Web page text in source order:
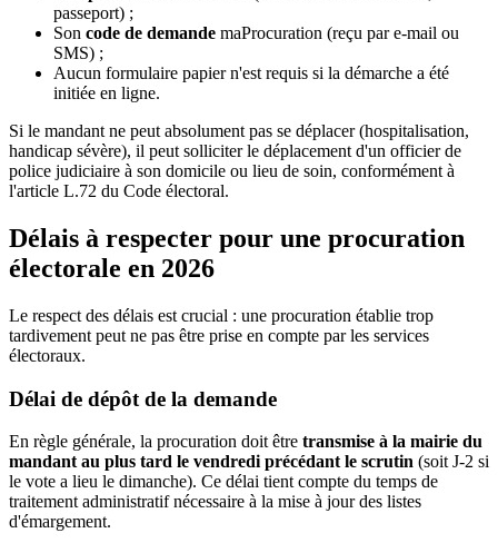
passeport) ;
Son code de demande maProcuration (reçu par e-mail ou
SMS) ;
Aucun formulaire papier n'est requis si la démarche a été
initiée en ligne.
Si le mandant ne peut absolument pas se déplacer (hospitalisation,
handicap sévère), il peut solliciter le déplacement d'un officier de
police judiciaire à son domicile ou lieu de soin, conformément à
l'article L.72 du Code électoral.
Délais à respecter pour une procuration
électorale en 2026
Le respect des délais est crucial : une procuration établie trop
tardivement peut ne pas être prise en compte par les services
électoraux.
Délai de dépôt de la demande
En règle générale, la procuration doit être transmise à la mairie du
mandant au plus tard le vendredi précédant le scrutin (soit J-2 si
le vote a lieu le dimanche). Ce délai tient compte du temps de
traitement administratif nécessaire à la mise à jour des listes
d'émargement.